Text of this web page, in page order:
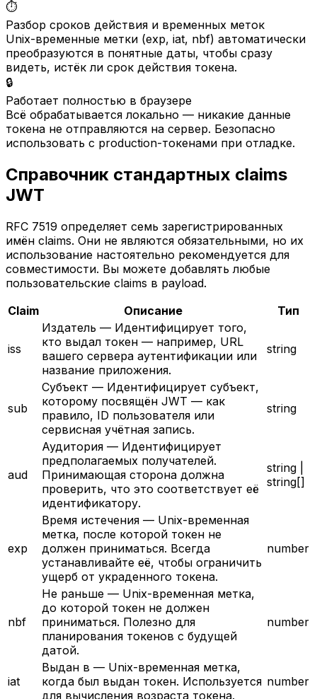
⏱️
Разбор сроков действия и временных меток
Unix-временные метки (exp, iat, nbf) автоматически
преобразуются в понятные даты, чтобы сразу
видеть, истёк ли срок действия токена.
🔒
Работает полностью в браузере
Всё обрабатывается локально — никакие данные
токена не отправляются на сервер. Безопасно
использовать с production-токенами при отладке.
Справочник стандартных claims
JWT
RFC 7519 определяет семь зарегистрированных
имён claims. Они не являются обязательными, но их
использование настоятельно рекомендуется для
совместимости. Вы можете добавлять любые
пользовательские claims в payload.
Claim
Описание Тип
iss
Издатель — Идентифицирует того,
кто выдал токен — например, URL
вашего сервера аутентификации или
название приложения.
string
sub
Субъект — Идентифицирует субъект,
которому посвящён JWT — как
правило, ID пользователя или
сервисная учётная запись.
string
aud
Аудитория — Идентифицирует
предполагаемых получателей.
Принимающая сторона должна
проверить, что это соответствует её
идентификатору.
string |
string[]
exp
Время истечения — Unix-временная
метка, после которой токен не
должен приниматься. Всегда
устанавливайте её, чтобы ограничить
ущерб от украденного токена.
number
nbf
Не раньше — Unix-временная метка,
до которой токен не должен
приниматься. Полезно для
планирования токенов с будущей
датой.
number
iat
Выдан в — Unix-временная метка,
когда был выдан токен. Используется
для вычисления возраста токена.
number